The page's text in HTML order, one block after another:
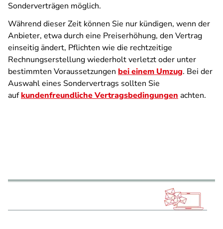
Sonderverträgen möglich.
Während dieser Zeit können Sie nur kündigen, wenn der
Anbieter, etwa durch eine Preiserhöhung, den Vertrag
einseitig ändert, Pflichten wie die rechtzeitige
Rechnungserstellung wiederholt verletzt oder unter
bestimmten Voraussetzungen bei einem Umzug. Bei der
Auswahl eines Sondervertrags sollten Sie
aufkundenfreundliche Vertragsbedingungen achten.